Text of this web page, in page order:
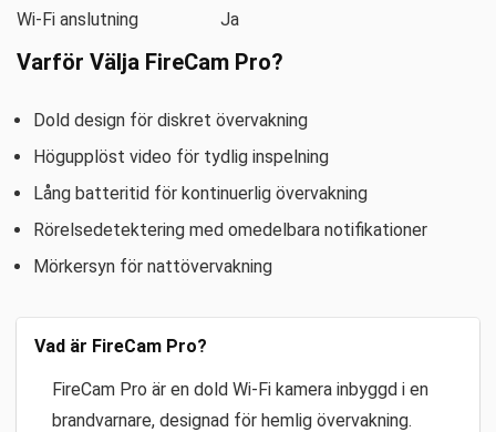
Wi-Fi anslutning Ja
Varför Välja FireCam Pro?
Dold design för diskret övervakning
Högupplöst video för tydlig inspelning
Lång batteritid för kontinuerlig övervakning
Rörelsedetektering med omedelbara notifikationer
Mörkersyn för nattövervakning
Vad är FireCam Pro?
FireCam Pro är en dold Wi-Fi kamera inbyggd i en
brandvarnare, designad för hemlig övervakning.